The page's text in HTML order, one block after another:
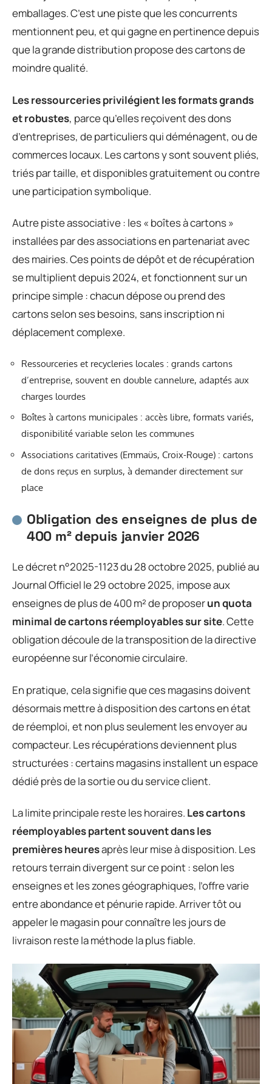
emballages. C’est une piste que les concurrents
mentionnent peu, et qui gagne en pertinence depuis
que la grande distribution propose des cartons de
moindre qualité.
Les ressourceries privilégient les formats grands
et robustes, parce qu’elles reçoivent des dons
d’entreprises, de particuliers qui déménagent, ou de
commerces locaux. Les cartons y sont souvent pliés,
triés par taille, et disponibles gratuitement ou contre
une participation symbolique.
Autre piste associative : les « boîtes à cartons »
installées par des associations en partenariat avec
des mairies. Ces points de dépôt et de récupération
se multiplient depuis 2024, et fonctionnent sur un
principe simple : chacun dépose ou prend des
cartons selon ses besoins, sans inscription ni
déplacement complexe.
Ressourceries et recycleries locales : grands cartons
d’entreprise, souvent en double cannelure, adaptés aux
charges lourdes
Boîtes à cartons municipales : accès libre, formats variés,
disponibilité variable selon les communes
Associations caritatives (Emmaüs, Croix-Rouge) : cartons
de dons reçus en surplus, à demander directement sur
place
Obligation des enseignes de plus de
400 m² depuis janvier 2026
Le décret n°2025-1123 du 28 octobre 2025, publié au
Journal Officiel le 29 octobre 2025, impose aux
enseignes de plus de 400 m² de proposerun quota
minimal de cartons réemployables sur site. Cette
obligation découle de la transposition de la directive
européenne sur l’économie circulaire.
En pratique, cela signifie que ces magasins doivent
désormais mettre à disposition des cartons en état
de réemploi, et non plus seulement les envoyer au
compacteur. Les récupérations deviennent plus
structurées : certains magasins installent un espace
dédié près de la sortie ou du service client.
La limite principale reste les horaires. Les cartons
réemployables partent souvent dans les
premières heuresaprès leur mise à disposition. Les
retours terrain divergent sur ce point : selon les
enseignes et les zones géographiques, l’offre varie
entre abondance et pénurie rapide. Arriver tôt ou
appeler le magasin pour connaître les jours de
livraison reste la méthode la plus fiable.